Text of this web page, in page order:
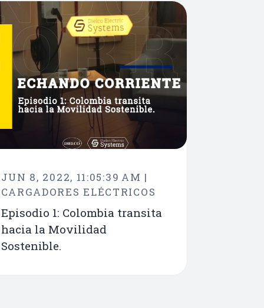
JUN 8, 2022, 11:05:39 AM |
CARGADORES ELÉCTRICOS
Episodio 1: Colombia transita
hacia la Movilidad
Sostenible.